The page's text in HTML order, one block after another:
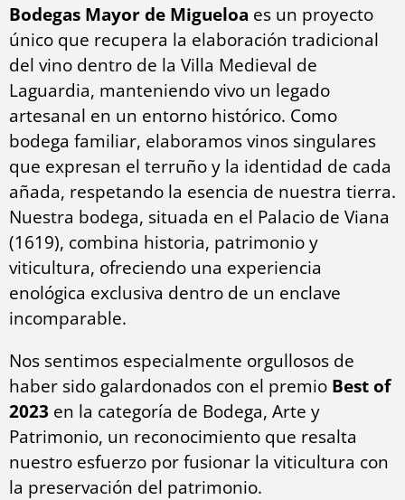
Tabla
de
Quesos
cantidad
Bodegas Mayor de Migueloa es un proyecto
único que recupera la elaboración tradicional
del vino dentro de la Villa Medieval de
Laguardia, manteniendo vivo un legado
artesanal en un entorno histórico. Como
bodega familiar, elaboramos vinos singulares
que expresan el terruño y la identidad de cada
añada, respetando la esencia de nuestra tierra.
Nuestra bodega, situada en el Palacio de Viana
(1619), combina historia, patrimonio y
viticultura, ofreciendo una experiencia
enológica exclusiva dentro de un enclave
incomparable.
Nos sentimos especialmente orgullosos de
haber sido galardonados con el premio Best of
2023 en la categoría de Bodega, Arte y
Patrimonio, un reconocimiento que resalta
nuestro esfuerzo por fusionar la viticultura con
la preservación del patrimonio.